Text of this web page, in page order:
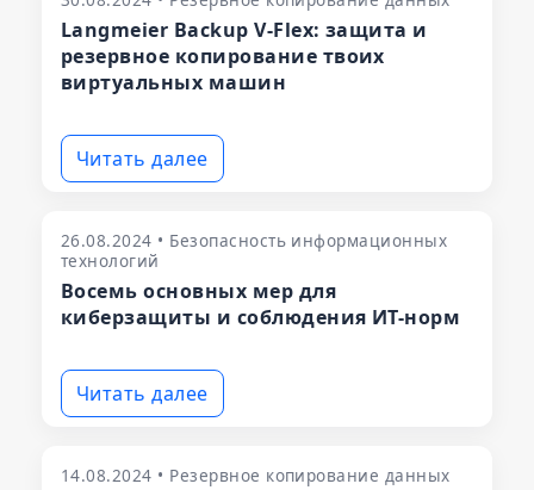
Langmeier Backup V-Flex: защита и
резервное копирование твоих
виртуальных машин
Читать далее
26.08.2024 • Безопасность информационных
технологий
Восемь основных мер для
киберзащиты и соблюдения ИТ-норм
Читать далее
14.08.2024 • Резервное копирование данных